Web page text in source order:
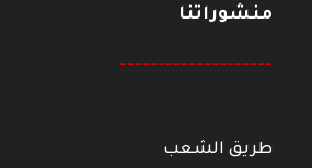
منشوراتنا
--------------------
طريق الشعب